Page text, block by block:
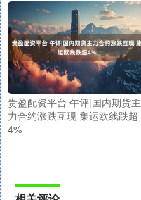
贵盈配资平台 午评|国内期货主
力合约涨跌互现 集运欧线跌超
4%